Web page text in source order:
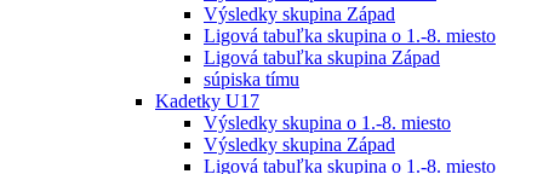
Výsledky skupina Západ
Ligová tabuľka skupina o 1.-8. miesto
Ligová tabuľka skupina Západ
súpiska tímu
Kadetky U17
Výsledky skupina o 1.-8. miesto
Výsledky skupina Západ
Ligová tabuľka skupina o 1.-8. miesto